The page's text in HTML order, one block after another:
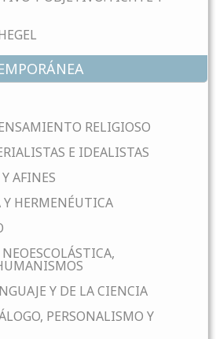
RELIGIOSO
E IDEALISTAS
AFINES
HERMENÉUTICA
Y DE LA CIENCIA
PERSONALISMO Y